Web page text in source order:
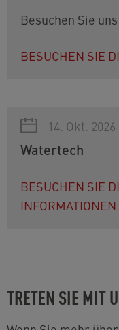
Besuchen Sie
BESUCHEN SIE
14. Okt.
Watertech
BESUCHEN SIE
INFORMATIONEN
TRETEN SIE MIT